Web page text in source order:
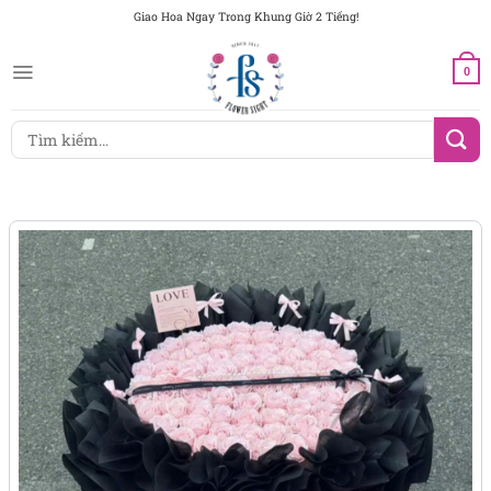
dung
Giao Hoa Ngay Trong Khung Giờ 2 Tiếng!
0
Tìm
kiếm: